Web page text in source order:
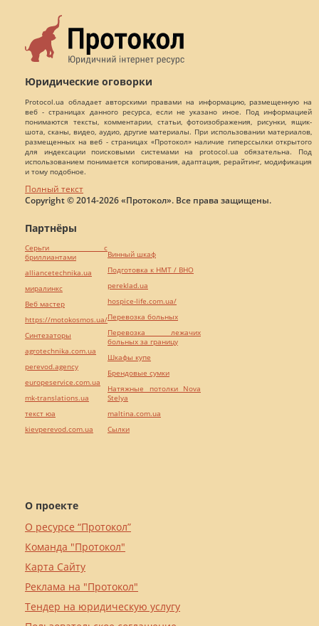
Юридические оговорки
Protocol.ua обладает авторскими правами на информацию, размещенную на
веб - страницах данного ресурса, если не указано иное. Под информацией
понимаются тексты, комментарии, статьи, фотоизображения, рисунки, ящик-
шота, сканы, видео, аудио, другие материалы. При использовании материалов,
размещенных на веб - страницах «Протокол» наличие гиперссылки открытого
для индексации поисковыми системами на protocol.ua обязательна. Под
использованием понимается копирования, адаптация, рерайтинг, модификация
и тому подобное.
Полный текст
Copyright © 2014-2026 «Протокол». Все права защищены.
О проекте
О ресурсе “Протокол”
Команда "Протокол"
Карта Сайту
Реклама на "Протокол"
Тендер на юридическую услугу
Партнёры
Серьги с
бриллиантами
alliancetechnika.ua
миралинкс
Веб мастер
https://motokosmos.ua/
Синтезаторы
agrotechnika.com.ua
perevod.agency
europeservice.com.ua
mk-translations.ua
текст юа
kievperevod.com.ua
Винный шкаф
Подготовка к НМТ / ВНО
pereklad.ua
hospice-life.com.ua/
Перевозка больных
Перевозка лежачих
больных за границу
Шкафы купе
Брендовые сумки
Натяжные потолки Nova
Stelya
maltina.com.ua
Cылки